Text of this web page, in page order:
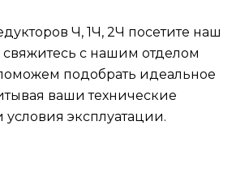
Ч, 1Ч, 2Ч посетите наш
свяжитесь с нашим отделом
подобрать идеальное
ваши технические
условия эксплуатации.